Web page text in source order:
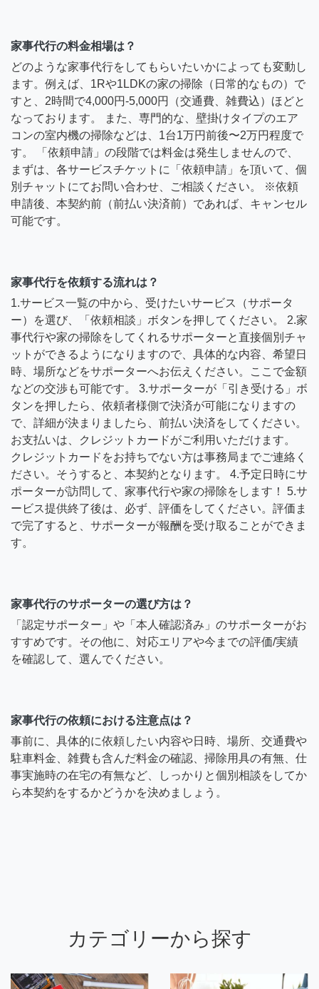
家事代行の料金相場は？
どのような家事代行をしてもらいたいかによっても変動し
ます。例えば、1Rや1LDKの家の掃除（日常的なもの）で
すと、2時間で4,000円-5,000円（交通費、雑費込）ほどと
なっております。 また、専門的な、壁掛けタイプのエア
コンの室内機の掃除などは、1台1万円前後〜2万円程度で
す。 「依頼申請」の段階では料金は発生しませんので、
まずは、各サービスチケットに「依頼申請」を頂いて、個
別チャットにてお問い合わせ、ご相談ください。 ※依頼
申請後、本契約前（前払い決済前）であれば、キャンセル
可能です。
家事代行を依頼する流れは？
1.サービス一覧の中から、受けたいサービス（サポータ
ー）を選び、「依頼相談」ボタンを押してください。 2.家
事代行や家の掃除をしてくれるサポーターと直接個別チャ
ットができるようになりますので、具体的な内容、希望日
時、場所などをサポーターへお伝えください。ここで金額
などの交渉も可能です。 3.サポーターが「引き受ける」ボ
タンを押したら、依頼者様側で決済が可能になりますの
で、詳細が決まりましたら、前払い決済をしてください。
お支払いは、クレジットカードがご利用いただけます。
クレジットカードをお持ちでない方は事務局までご連絡く
ださい。そうすると、本契約となります。 4.予定日時にサ
ポーターが訪問して、家事代行や家の掃除をします！ 5.サ
ービス提供終了後は、必ず、評価をしてください。評価ま
で完了すると、サポーターが報酬を受け取ることができま
す。
家事代行のサポーターの選び方は？
「認定サポーター」や「本人確認済み」のサポーターがお
すすめです。その他に、対応エリアや今までの評価/実績
を確認して、選んでください。
家事代行の依頼における注意点は？
事前に、具体的に依頼したい内容や日時、場所、交通費や
駐車料金、雑費も含んだ料金の確認、掃除用具の有無、仕
事実施時の在宅の有無など、しっかりと個別相談をしてか
ら本契約をするかどうかを決めましょう。
カテゴリーから探す